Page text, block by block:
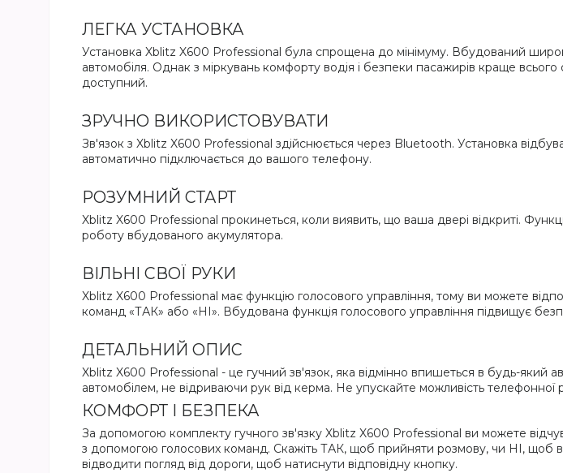
ЛЕГКА УСТАНОВКА
Установка Xblitz X600 Professional була спрощена до мінімуму. Вбудований
автомобіля. Однак з міркувань комфорту водія і безпеки пасажирів краще
доступний.
ЗРУЧНО ВИКОРИСТОВУВАТИ
Зв'язок з Xblitz X600 Professional здійснюється через Bluetooth. Установка
автоматично підключається до вашого телефону.
РОЗУМНИЙ СТАРТ
Xblitz X600 Professional прокинеться, коли виявить, що ваша двері відкриті.
роботу вбудованого акумулятора.
ВІЛЬНІ СВОЇ РУКИ
Xblitz X600 Professional має функцію голосового управління, тому ви можете
команд «ТАК» або «НІ». Вбудована функція голосового управління підвищує
ДЕТАЛЬНИЙ ОПИС
Xblitz X600 Professional - це гучний зв'язок, яка відмінно впишеться в будь-який
автомобілем, не відриваючи рук від керма. Не упускайте можливість
КОМФОРТ І БЕЗПЕКА
За допомогою комплекту гучного зв'язку Xblitz X600 Professional ви можете
з допомогою голосових команд. Скажіть ТАК, щоб прийняти розмову, чи НІ, щоб
відводити погляд від дороги, щоб натиснути відповідну кнопку.